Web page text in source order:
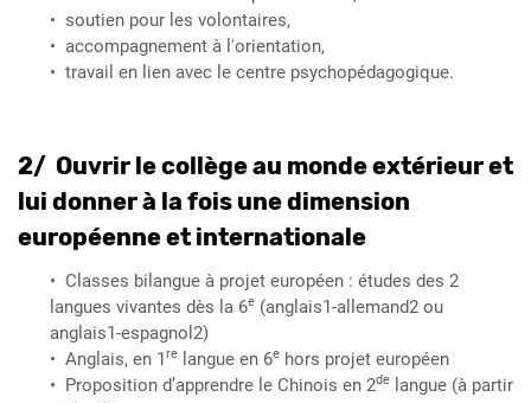
soutien pour les volontaires,
accompagnement à l'orientation,
travail en lien avec le centre psychopédagogique.
2/ Ouvrir le collège au monde extérieur et
lui donner à la fois une dimension
européenne et internationale
Classes bilangue à projet européen : études des 2
langues vivantes dès la 6e(anglais1-allemand2 ou
anglais1-espagnol2)
Anglais, en 1relangue en 6ehors projet européen
Proposition d’apprendre le Chinois en 2delangue (à partir